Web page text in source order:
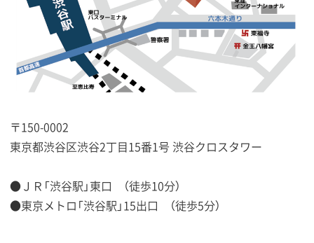
〒150-0002
東京都渋谷区渋谷2丁目15番1号 渋谷クロスタワー
●ＪＲ「渋谷駅」東口 （徒歩10分）
●東京メトロ「渋谷駅」15出口 （徒歩5分）